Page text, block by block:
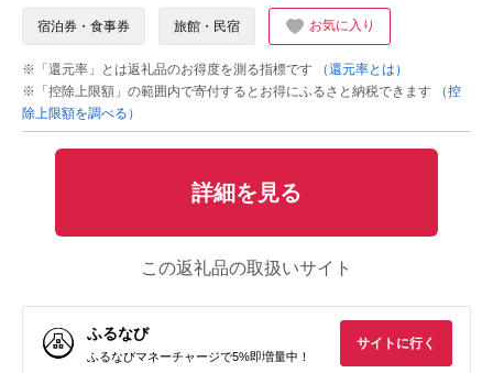
宿泊券・食事券 旅館・民宿 お気に入り
※「還元率」とは返礼品のお得度を測る指標です
（還元率とは）
※「控除上限額」の範囲内で寄付するとお得にふるさと納税できます
（控
除上限額を調べる）
詳細を見る
この返礼品の取扱いサイト
ふるなび
ふるなびマネーチャージで5%即増量中！
サイトに行く